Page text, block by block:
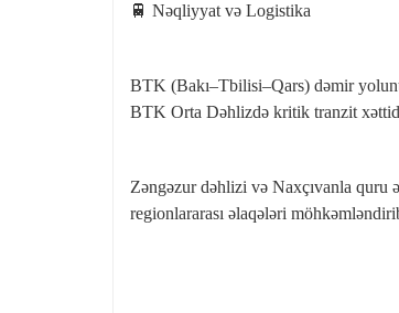
🚆 Nəqliyyat və Logistika
BTK (Bakı–Tbilisi–Qars) dəmir
BTK Orta Dəhlizdə kritik tranzit
Zəngəzur dəhlizi və Naxçıvanla quru
regionlararası əlaqələri